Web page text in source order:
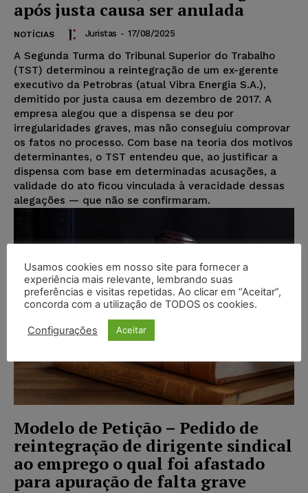
após justa causa ser anulada
NOTÍCIAS Juristas - 17/08/2025
A Segunda Turma do Tribunal Superior do Trabalho
(TST) determinou a reintegração de um ex-gerente
executivo da Petrobras (atual Vibra Energia S.A.),
demitido por justa causa em dezembro de 2017. A
empresa alegou que a dispensa se deu por
irregularidades graves, mas não conseguiu comprovar
os fatos no processo. Com base na teoria dos motivos
determinantes, o TST entendeu que, ao justificar a
dispensa com base em determinadas acusações, a
validade do ato ficou vinculada à veracidade dessas
alegações — que não se confirmaram.
Modelo de Petição – Pedido de
reintegração de dirigente sindical
ao emprego o qual foi afastado
para apuração de falta grave
Usamos cookies em nosso site para fornecer a
experiência mais relevante, lembrando suas
preferências e visitas repetidas. Ao clicar em “Aceitar”,
concorda com a utilização de TODOS os cookies.
Configurações Aceitar